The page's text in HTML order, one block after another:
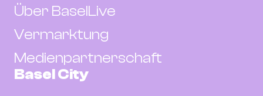
Über BaselLive
Vermarktung
Medienpartnerschaft
Basel City